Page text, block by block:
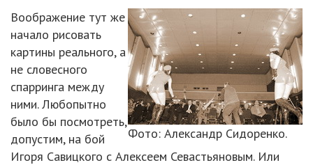
Фото: Александр Сидоренко.
Воображение тут же
начало рисовать
картины реального, а
не словесного
спарринга между
ними. Любопытно
было бы посмотреть,
допустим, на бой
Игоря Савицкого с Алексеем Севастьяновым. Или